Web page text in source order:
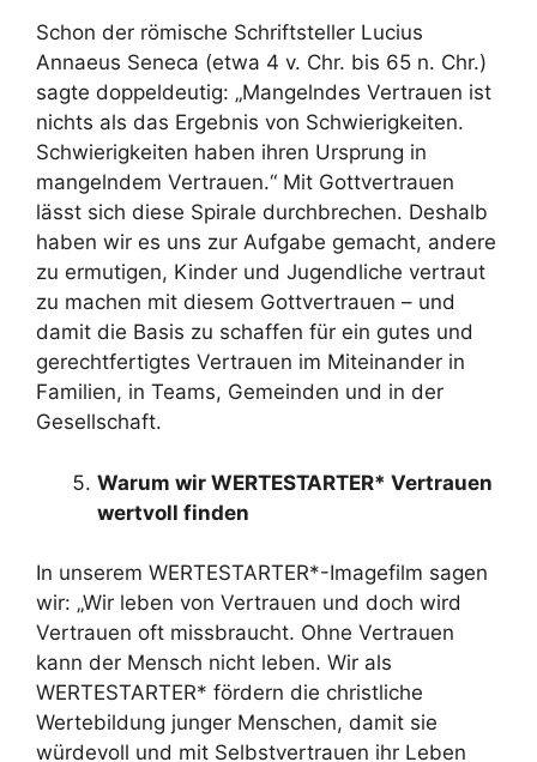
Schon der römische Schriftsteller Lucius
Annaeus Seneca (etwa 4 v. Chr. bis 65 n. Chr.)
sagte doppeldeutig: „Mangelndes Vertrauen ist
nichts als das Ergebnis von Schwierigkeiten.
Schwierigkeiten haben ihren Ursprung in
mangelndem Vertrauen.“ Mit Gottvertrauen
lässt sich diese Spirale durchbrechen. Deshalb
haben wir es uns zur Aufgabe gemacht, andere
zu ermutigen, Kinder und Jugendliche vertraut
zu machen mit diesem Gottvertrauen – und
damit die Basis zu schaffen für ein gutes und
gerechtfertigtes Vertrauen im Miteinander in
Familien, in Teams, Gemeinden und in der
Gesellschaft.
Warum wir WERTESTARTER* Vertrauen
wertvoll finden
In unserem WERTESTARTER*-Imagefilm sagen
wir: „Wir leben von Vertrauen und doch wird
Vertrauen oft missbraucht. Ohne Vertrauen
kann der Mensch nicht leben. Wir als
WERTESTARTER* fördern die christliche
Wertebildung junger Menschen, damit sie
würdevoll und mit Selbstvertrauen ihr Leben